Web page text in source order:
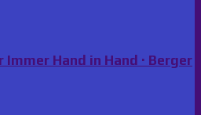
Hand in Hand · Berger